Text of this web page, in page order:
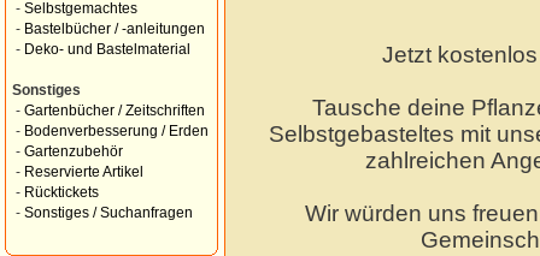
- Selbstgemachtes
- Bastelbücher / -anleitungen
- Deko- und Bastelmaterial
Sonstiges
- Gartenbücher / Zeitschriften
- Bodenverbesserung / Erden
- Gartenzubehör
- Reservierte Artikel
- Rücktickets
- Sonstiges / Suchanfragen
Jetzt
Tausche deine
Selbstgebasteltes mit
zahlreichen
Wir würden uns